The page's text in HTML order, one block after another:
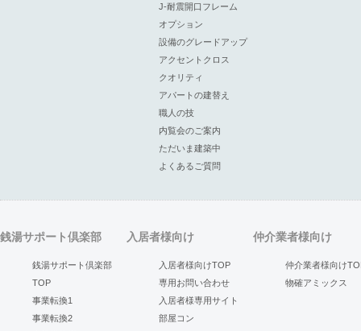
J-耐震開口フレーム
オプション
設備のグレードアップ
アクセントクロス
クオリティ
アパートの建替え
職人の技
内覧会のご案内
ただいま建築中
よくあるご質問
銭湯サポート倶楽部
銭湯サポート倶楽部
TOP
事業転換1
事業転換2
入居者様向け
入居者様向けTOP
専用お問い合わせ
入居者様専用サイト
部屋コン
仲介業者様向け
仲介業者様向け
物確アミックス